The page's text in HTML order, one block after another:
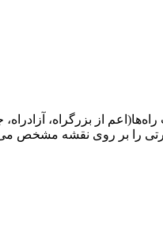
از بزرگراه،
را بر روی نقشه مشخص